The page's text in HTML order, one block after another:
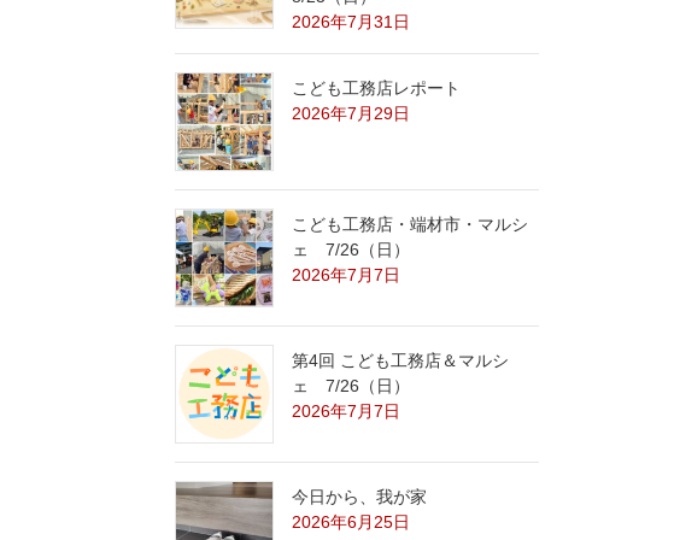
2026年7月31日
こども工務店レポート
2026年7月29日
こども工務店・端材市・マルシ
ェ 7/26（日）
2026年7月7日
第4回 こども工務店＆マルシ
ェ 7/26（日）
2026年7月7日
今日から、我が家
2026年6月25日